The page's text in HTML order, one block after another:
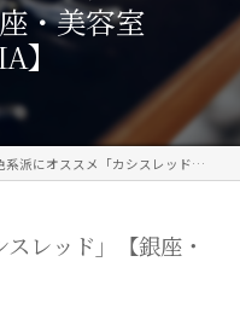
・美容室
】
にオススメ「カシスレッド」【銀座・美容室WISTERIA】
レッド」【銀座・